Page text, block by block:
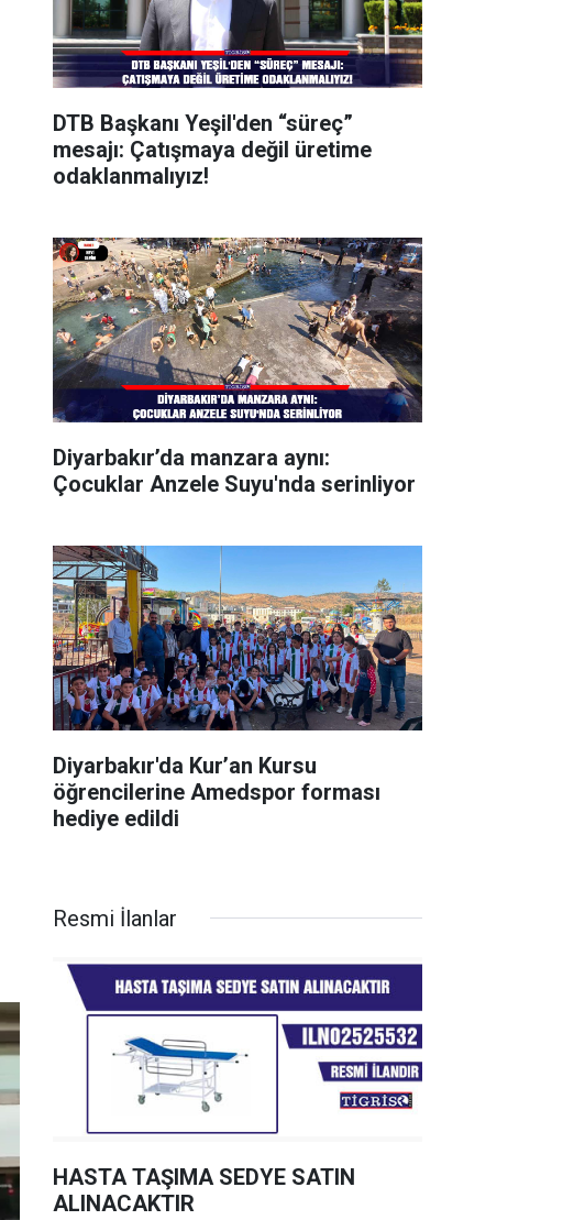
DTB Başkanı Yeşil'den “süreç”
mesajı: Çatışmaya değil üretime
odaklanmalıyız!
Diyarbakır’da manzara aynı:
Çocuklar Anzele Suyu'nda serinliyor
Diyarbakır'da Kur’an Kursu
öğrencilerine Amedspor forması
hediye edildi
Resmi İlanlar
HASTA TAŞIMA SEDYE SATIN
ALINACAKTIR